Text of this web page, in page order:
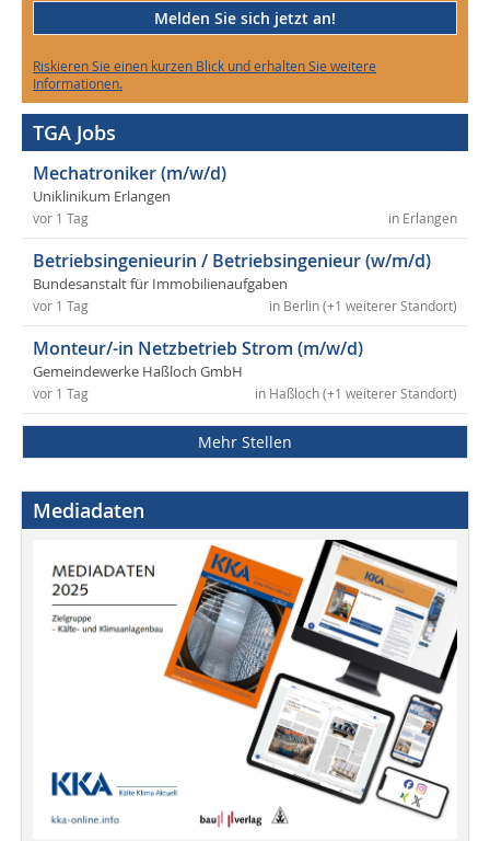
Melden Sie sich jetzt an!
Riskieren Sie einen kurzen Blick und erhalten Sie weitere
Informationen.
TGA Jobs
Mechatroniker (m/w/d)
Uniklinikum Erlangen
in Erlangen
vor 1 Tag
Betriebsingenieurin / Betriebsingenieur (w/m/d)
Bundesanstalt für Immobilienaufgaben
in Berlin (+1 weiterer Standort)
vor 1 Tag
Monteur/-in Netzbetrieb Strom (m/w/d)
Gemeindewerke Haßloch GmbH
in Haßloch (+1 weiterer Standort)
vor 1 Tag
Mehr Stellen
Mediadaten